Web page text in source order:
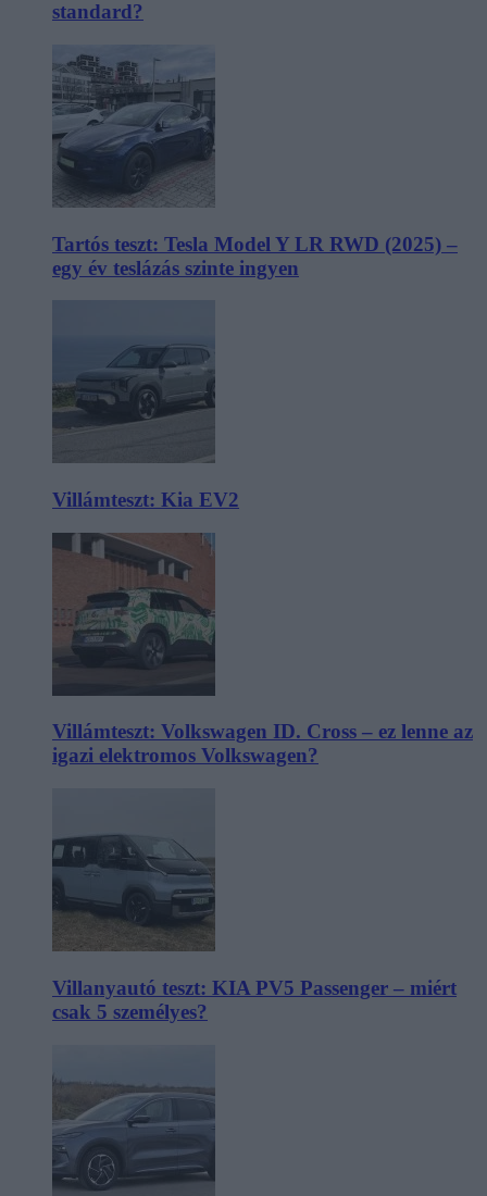
standard?
Tartós teszt: Tesla Model Y LR RWD (2025) –
egy év teslázás szinte ingyen
Villámteszt: Kia EV2
Villámteszt: Volkswagen ID. Cross – ez lenne az
igazi elektromos Volkswagen?
Villanyautó teszt: KIA PV5 Passenger – miért
csak 5 személyes?